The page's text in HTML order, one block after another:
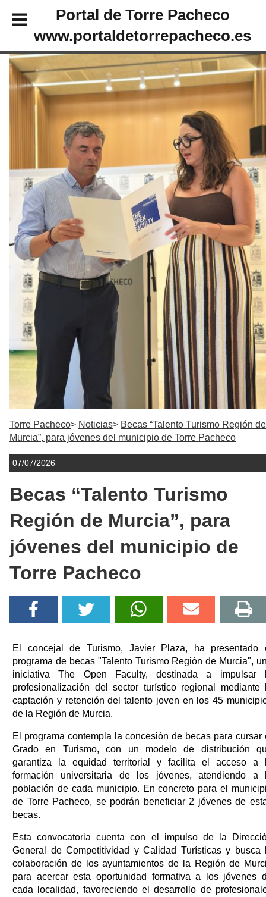
Portal de Torre Pacheco
www.portaldetorrepacheco.es
Torre Pacheco Noticias
Becas “Talento Turismo Región de
Murcia”, para jóvenes del municipio de Torre Pacheco
07/07/2026
Becas “Talento Turismo
Región de Murcia”, para
jóvenes del municipio de
Torre Pacheco
El concejal de Turismo, Javier Plaza, ha presentado
programa de becas "Talento Turismo Región de Murcia",
iniciativa The Open Faculty, destinada a impulsar
profesionalización del sector turístico regional mediante
captación y retención del talento joven en los 45
de la Región de Murcia.
El programa contempla la concesión de becas para cursar
Grado en Turismo, con un modelo de distribución
garantiza la equidad territorial y facilita el acceso a
formación universitaria de los jóvenes, atendiendo a
población de cada municipio. En concreto para el
de Torre Pacheco, se podrán beneficiar 2 jóvenes de
becas.
Esta convocatoria cuenta con el impulso de la
General de Competitividad y Calidad Turísticas y busca
colaboración de los ayuntamientos de la Región de
para acercar esta oportunidad formativa a los jóvenes
cada localidad, favoreciendo el desarrollo de